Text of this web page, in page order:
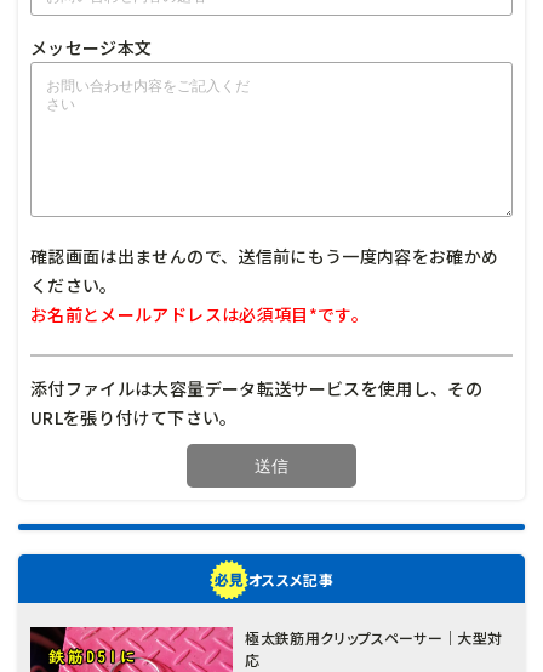
メッセージ本文
確認画面は出ませんので、送信前にもう一度内容をお確かめ
ください。
お名前とメールアドレスは必須項目*です。
添付ファイルは大容量データ転送サービスを使用し、その
URLを張り付けて下さい。
オススメ記事
極太鉄筋用クリップスペーサー｜大型対
応